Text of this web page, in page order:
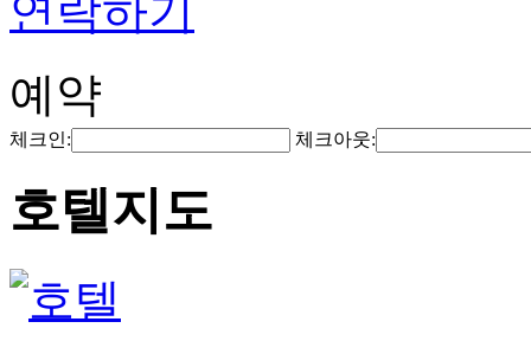
연락하기
예약
체크인: 체크아웃:
호텔지도